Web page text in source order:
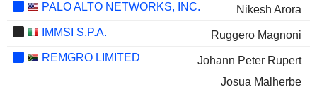
PALO ALTO NETWORKS, INC.
Nikesh Arora
IMMSI S.P.A.
Ruggero Magnoni
REMGRO LIMITED
Johann Peter Rupert
Josua Malherbe